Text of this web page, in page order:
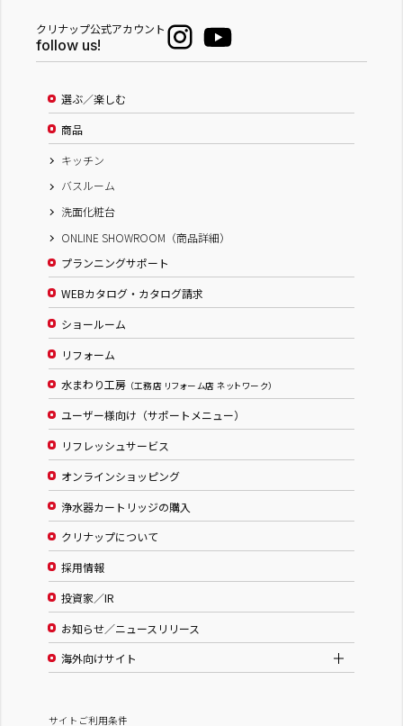
クリナップ公式アカウント
follow us!
選ぶ／楽しむ
商品
キッチン
バスルーム
洗面化粧台
ONLINE SHOWROOM（商品詳細）
プランニングサポート
WEBカタログ・カタログ請求
ショールーム
リフォーム
水まわり工房 （工務店 リフォーム店 ネットワーク）
ユーザー様向け（サポートメニュー）
リフレッシュサービス
オンラインショッピング
浄水器カートリッジの購入
クリナップについて
採用情報
投資家／IR
お知らせ／ニュースリリース
海外向けサイト
サイトご利用条件